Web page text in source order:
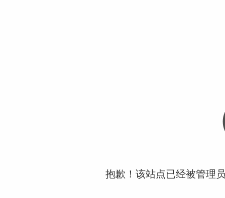
抱歉！该站点已经被管理